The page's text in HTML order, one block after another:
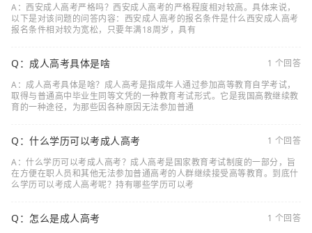
A：西安成人高考严格吗？西安成人高考的严格程度相对较高。具体来说，
以下是对该问题的问答内容：西安成人高考的报名条件是什么西安成人高考
报名条件相对较为宽松，只要年满18周岁，具有
Q：成人高考具体是啥
1 个回答
A：成人高考具体是啥？成人高考是指成年人通过参加高等教育自学考试，
取得与普通高中毕业生同等文凭的一种教育考试形式。它是我国高教继续教
育的一种途径，为那些因各种原因无法参加普通
Q：什么学历可以考成人高考
1 个回答
A：什么学历可以考成人高考？成人高考是国家教育考试制度的一部分，旨
在方便在职人员和其他无法参加普通高考的人群继续接受高等教育。到底什
么学历可以考成人高考呢？持有哪些学历可以考
Q：怎么是成人高考
1 个回答